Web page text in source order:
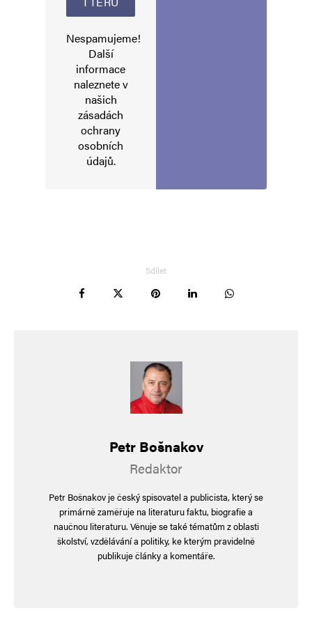
Napsat komentář
Vaše e-mailová adresa nebude zveřejněna.
Uložit do prohlížeče jméno, e-mail a webovou stránku pro budoucí
Informujte mě o nových příspěvcích e-mailem.
Nespamujeme!
Další
informace
naleznete v
našich
zásadách
ochrany
osobních
údajů.
Sdílet
Petr Bošnakov
Redaktor
Petr Bošnakov je český spisovatel a publicista, který se
primárně zaměřuje na literaturu faktu, biografie a
naučnou literaturu. Věnuje se také tématům z oblasti
školství, vzdělávání a politiky, ke kterým pravidelně
publikuje články a komentáře.